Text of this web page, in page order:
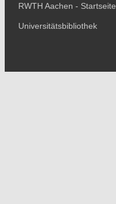
RWTH Aachen - Startseite
Universitätsbibliothek